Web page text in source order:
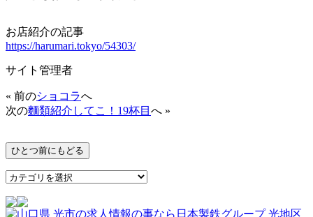
お店紹介の記事
https://harumari.tokyo/54303/
サイト管理者
« 前のショコラへ
次の麵類紹介してこ！19杯目 へ »